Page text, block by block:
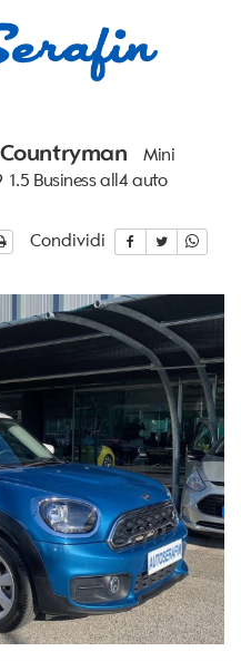
Mini
Business all4 auto
Condividi